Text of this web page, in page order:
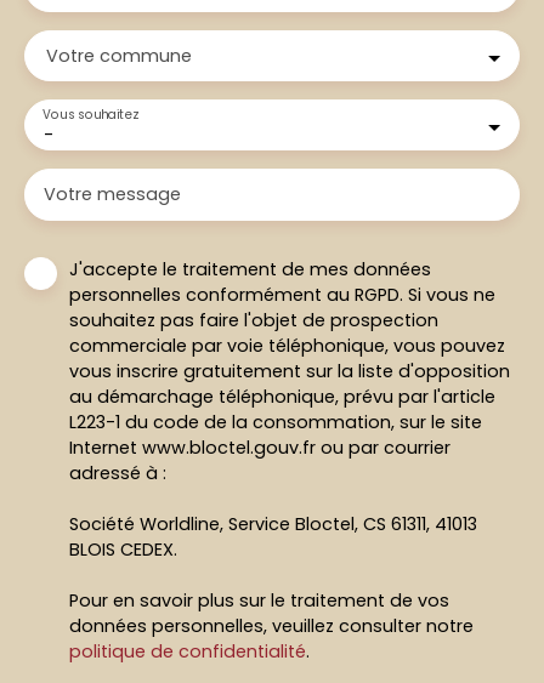
Votre commune
-
Vous souhaitez
Votre message
J'accepte le traitement de mes données
personnelles conformément au RGPD. Si vous ne
souhaitez pas faire l'objet de prospection
commerciale par voie téléphonique, vous pouvez
vous inscrire gratuitement sur la liste d'opposition
au démarchage téléphonique, prévu par l'article
L223-1 du code de la consommation, sur le site
Internet www.bloctel.gouv.fr ou par courrier
adressé à :
Société Worldline, Service Bloctel, CS 61311, 41013
BLOIS CEDEX.
Pour en savoir plus sur le traitement de vos
données personnelles, veuillez consulter notre
politique de confidentialité.